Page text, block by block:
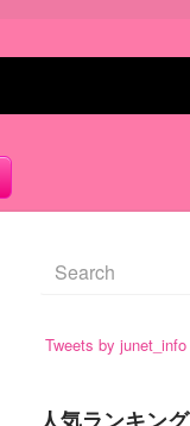
Tweets by junet_info